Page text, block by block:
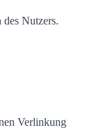
des Nutzers.
Verlinkung